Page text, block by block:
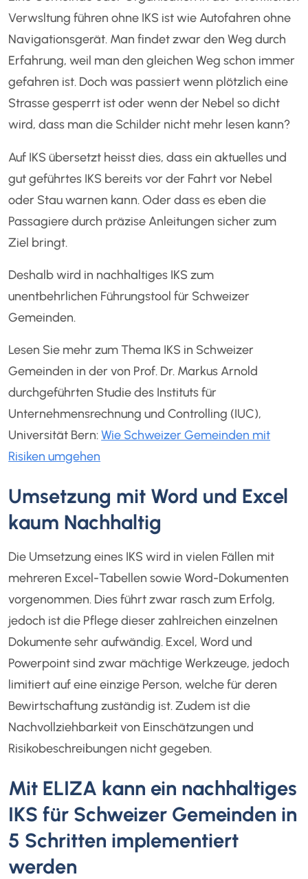
Verwsltung führen ohne IKS ist wie Autofahren ohne
Navigationsgerät. Man findet zwar den Weg durch
Erfahrung, weil man den gleichen Weg schon immer
gefahren ist. Doch was passiert wenn plötzlich eine
Strasse gesperrt ist oder wenn der Nebel so dicht
wird, dass man die Schilder nicht mehr lesen kann?
Auf IKS übersetzt heisst dies, dass ein aktuelles und
gut geführtes IKS bereits vor der Fahrt vor Nebel
oder Stau warnen kann. Oder dass es eben die
Passagiere durch präzise Anleitungen sicher zum
Ziel bringt.
Deshalb wird in nachhaltiges IKS zum
unentbehrlichen Führungstool für Schweizer
Gemeinden.
Lesen Sie mehr zum Thema IKS in Schweizer
Gemeinden in der von Prof. Dr. Markus Arnold
durchgeführten Studie des Instituts für
Unternehmensrechnung und Controlling (IUC),
Universität Bern:Wie Schweizer Gemeinden mit
Risiken umgehen
Umsetzung mit Word und Excel
kaum Nachhaltig
Die Umsetzung eines IKS wird in vielen Fällen mit
mehreren Excel-Tabellen sowie Word-Dokumenten
vorgenommen. Dies führt zwar rasch zum Erfolg,
jedoch ist die Pflege dieser zahlreichen einzelnen
Dokumente sehr aufwändig. Excel, Word und
Powerpoint sind zwar mächtige Werkzeuge, jedoch
limitiert auf eine einzige Person, welche für deren
Bewirtschaftung zuständig ist. Zudem ist die
Nachvollziehbarkeit von Einschätzungen und
Risikobeschreibungen nicht gegeben.
Mit ELIZA kann ein nachhaltiges
IKS für Schweizer Gemeinden in
5 Schritten implementiert
werden